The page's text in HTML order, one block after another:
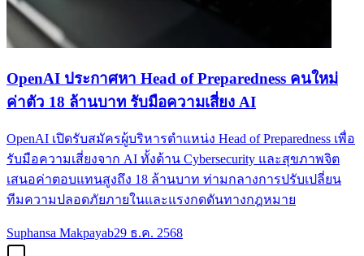
OpenAI ประกาศหา Head of Preparedness คนใหม่
ค่าตัว 18 ล้านบาท รับมือความเสี่ยง AI
OpenAI เปิดรับสมัครผู้บริหารตำแหน่ง Head of Preparedness เพื่อ
รับมือความเสี่ยงจาก AI ทั้งด้าน Cybersecurity และสุขภาพจิต
เสนอค่าตอบแทนสูงถึง 18 ล้านบาท ท่ามกลางการปรับเปลี่ยน
ทีมความปลอดภัยภายในและแรงกดดันทางกฎหมาย
Suphansa Makpayab29 ธ.ค. 2568